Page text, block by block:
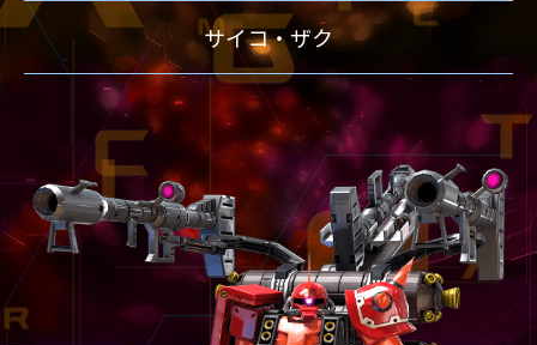
NEWS
ニュース
OVER BOOST
オーバーブースト
XVOOST
クロスブースト
EXVS2
エクストリームバーサス2
MAXI BOOST ON
マキシブーストオン
BEGINNER'S GUIDE
初心者指南
TECHNIQUE
GLOSSARY
サイコ・ザク